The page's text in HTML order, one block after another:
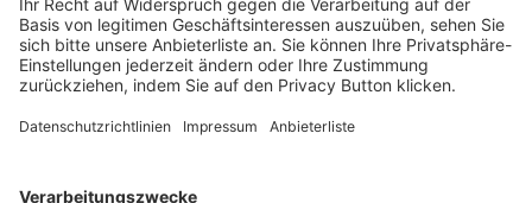
Login SpielPlus
FOLGE DEM BFV